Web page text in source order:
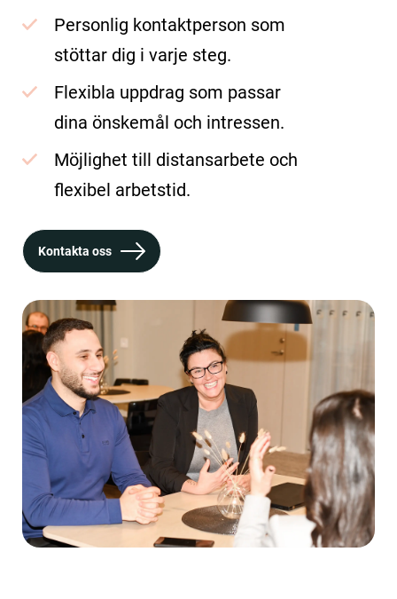
Personlig kontaktperson som
stöttar dig i varje steg.
Flexibla uppdrag som passar
dina önskemål och intressen.
Möjlighet till distansarbete och
flexibel arbetstid.
Kontakta oss